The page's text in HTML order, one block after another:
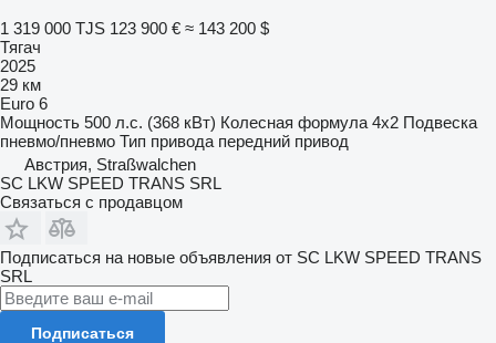
1 319 000 TJS 123 900 € ≈ 143 200 $
Тягач
2025
29 км
Euro 6
Мощность 500 л.с. (368 кВт) Колесная формула 4x2 Подвеска
пневмо/пневмо Тип привода передний привод
Австрия, Straßwalchen
SC LKW SPEED TRANS SRL
Связаться с продавцом
Подписаться на новые объявления от SC LKW SPEED TRANS
SRL
Подписаться